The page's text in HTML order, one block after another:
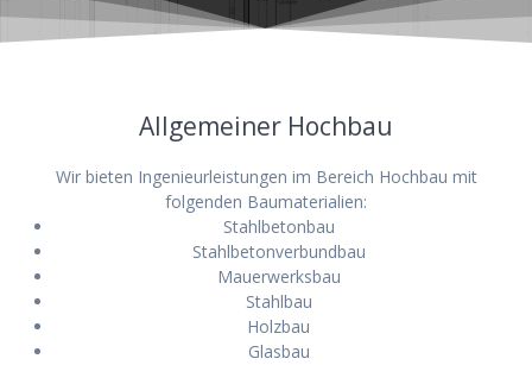
Allgemeiner Hochbau
Wir bieten Ingenieurleistungen im Bereich Hochbau mit
folgenden Baumaterialien:
Stahlbetonbau
Stahlbetonverbundbau
Mauerwerksbau
Stahlbau
Holzbau
Glasbau